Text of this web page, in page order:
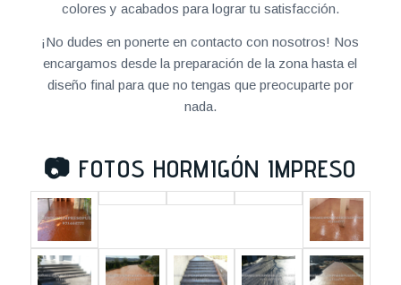
colores y acabados para lograr tu satisfacción.
¡No dudes en ponerte en contacto con nosotros! Nos
encargamos desde la preparación de la zona hasta el
diseño final para que no tengas que preocuparte por
nada.
📷 FOTOS HORMIGÓN IMPRESO